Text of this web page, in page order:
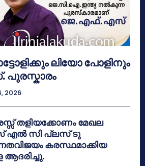
ലിയോ പോളിനും
2026
തളിയക്കോണം മേഖല
എൽ സി പ്ലസ് ടു
കരസ്ഥമാക്കിയ
ആദരിച്ചു.